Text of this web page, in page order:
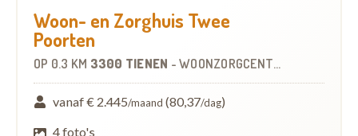
Woon- en Zorghuis Twee
Poorten
OP 0.3 KM 3300 TIENEN - WOONZORGCENTRUM (WZC)
vanaf € 2.445/maand (80,37/dag)
4 foto's